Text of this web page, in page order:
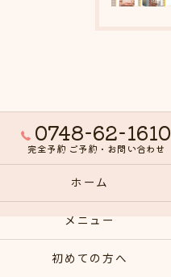
0748-62-1610
完全予約 ご予約・お問い合わせ
ホーム
メニュー
初めての方へ